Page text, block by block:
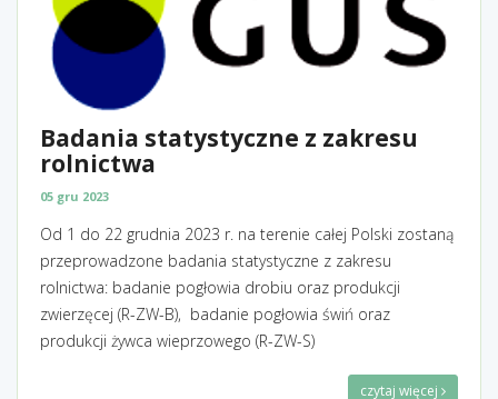
Badania statystyczne z zakresu
rolnictwa
05 gru 2023
Od 1 do 22 grudnia 2023 r. na terenie całej Polski zostaną
przeprowadzone badania statystyczne z zakresu
rolnictwa: badanie pogłowia drobiu oraz produkcji
zwierzęcej (R-ZW-B), badanie pogłowia świń oraz
produkcji żywca wieprzowego (R-ZW-S)
czytaj więcej